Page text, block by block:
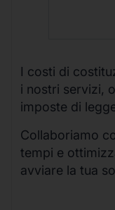
I costi di
i nostri servizi,
imposte di
Collaboriamo
tempi e
avviare la tua